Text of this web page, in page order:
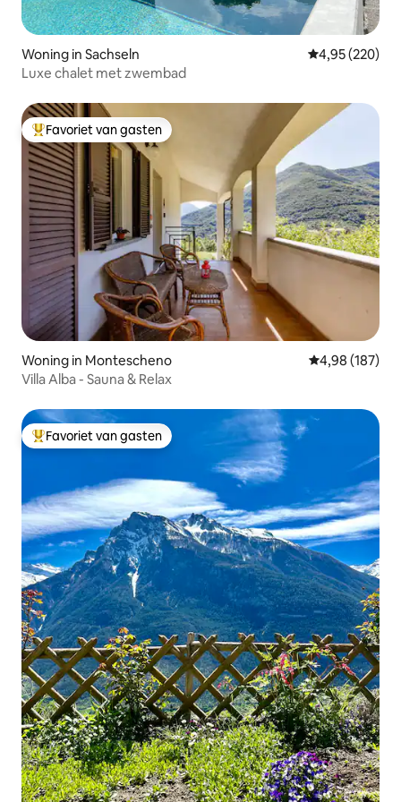
Woning in Sachseln Gemiddelde
4,95 (220)
Luxe chalet met zwembad
Topfavoriet van gasten
Favoriet van gasten
Woning in Montescheno Gemiddelde
4,98 (187)
Villa Alba - Sauna & Relax
Topfavoriet van gasten
Favoriet van gasten